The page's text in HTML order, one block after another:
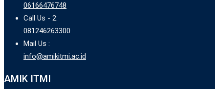
06166476748
Call Us - 2:
081246263300
Mail Us :
info@amikitmi.ac.id
AMIK ITMI